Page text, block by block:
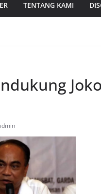
TENTANG KAMI